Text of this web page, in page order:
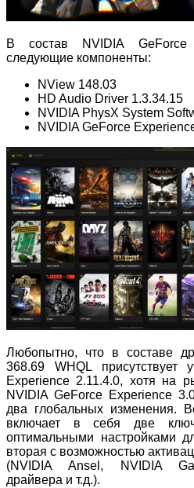
В состав NVIDIA
следующие компоненты:
NView 148.03
HD Audio Driver 1.3.34.15
NVIDIA PhysX System
NVIDIA GeForce
Любопытно, что в составе
368.69 WHQL присутствует
Experience 2.11.4.0, хотя на
NVIDIA GeForce Experience
два глобальных изменения.
включает в себя две
оптимальными настройками
вторая с возможностью
(NVIDIA Ansel, NVIDIA
драйвера и т.д.).